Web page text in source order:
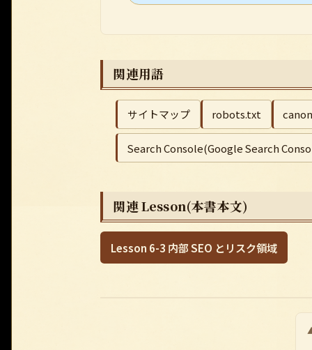
関連用語
サイトマップ robots.txt
Search Console(Google Search
関連 Lesson(本書本文)
Lesson 6-3 内部 SEO とリスク領域